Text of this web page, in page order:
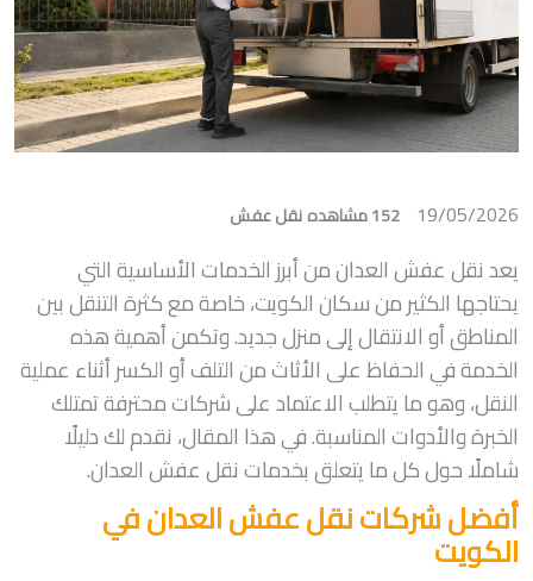
19/05/2026 152 مشاهده نقل عفش
يعد نقل عفش العدان من أبرز الخدمات الأساسية التي
يحتاجها الكثير من سكان الكويت، خاصة مع كثرة التنقل بين
المناطق أو الانتقال إلى منزل جديد. وتكمن أهمية هذه
الخدمة في الحفاظ على الأثاث من التلف أو الكسر أثناء عملية
النقل، وهو ما يتطلب الاعتماد على شركات محترفة تمتلك
الخبرة والأدوات المناسبة. في هذا المقال، نقدم لك دليلًا
شاملًا حول كل ما يتعلق بخدمات نقل عفش العدان.
أفضل شركات نقل عفش العدان في
الكويت